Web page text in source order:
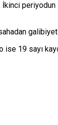
periyodun
ise 19 sayı